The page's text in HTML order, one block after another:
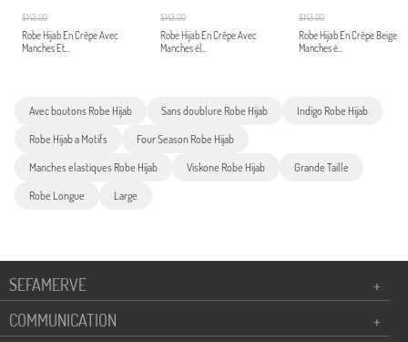
$143.00
Robe Hijab En Crêpe Avec
Manches Et...
$143.00
Robe Hijab En Crêpe Avec
Manches él...
$143.00
Robe Hijab En Crêpe Beige
Manches é...
Avec boutons Robe Hijab Sans doublure Robe Hijab Indigo Robe Hijab
Robe Hijab a Motifs Four Season Robe Hijab
Manches elastiques Robe Hijab Viskone Robe Hijab Grande Taille
Robe Longue Large
SEFAMERVE
+
COMMUNICATION
+